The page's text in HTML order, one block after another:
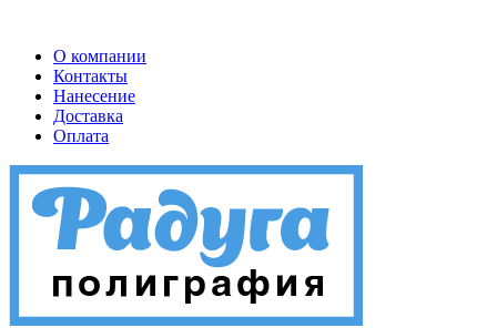
О компании
Контакты
Нанесение
Доставка
Оплата